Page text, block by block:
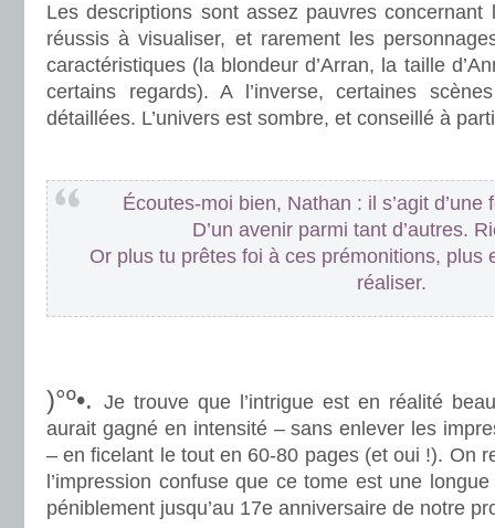
Les descriptions sont assez pauvres concernant
réussis à visualiser, et rarement les
caractéristiques (la blondeur d’Arran, la taille
certains regards). A l’inverse, certaines
détaillées. L’univers est sombre, et conseillé à
Écoutes-moi bien, Nathan : il s’agit d’une
D’un avenir parmi tant d’autres.
Or plus tu prêtes foi à ces prémonitions, plus
réaliser.
)°º•. Je trouve que l’intrigue est en réalité
aurait gagné en intensité – sans enlever les
– en ficelant le tout en 60-80 pages (et oui !). On
l’impression confuse que ce tome est une
péniblement jusqu’au 17e anniversaire de notre